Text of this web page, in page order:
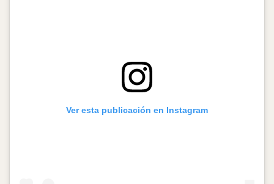
Ver esta publicación en Instagram